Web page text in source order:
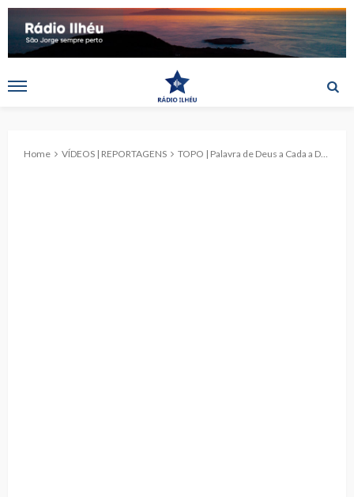
Home VÍDEOS | REPORTAGENS TOPO | Palavra de Deus a Cada a Domingo, 02 de Janeiro de 2022. (c/vídeo)